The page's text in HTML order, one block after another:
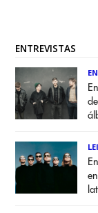
ENTREVISTAS